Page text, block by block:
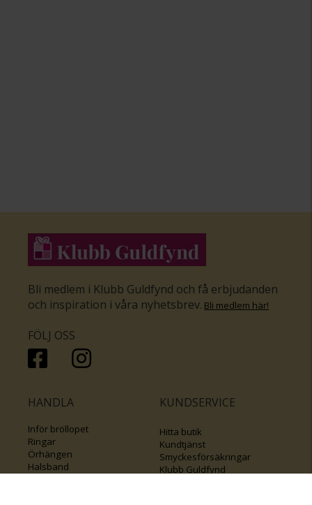
Bli medlem i Klubb Guldfynd och få erbjudanden
och inspiration i våra nyhetsbrev. Bli medlem här!
FÖLJ OSS
HANDLA
Inför bröllopet
Ringar
Örhängen
Halsband
KUNDSERVICE
Hitta butik
Kundtjänst
Smyckesförsäkringar
Klubb Guldfynd